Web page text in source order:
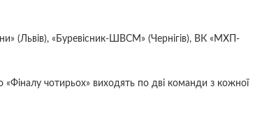
(Львів), «Буревісник-ШВСМ» (Чернігів), ВК «МХП-
чотирьох» виходять по дві команди з кожної